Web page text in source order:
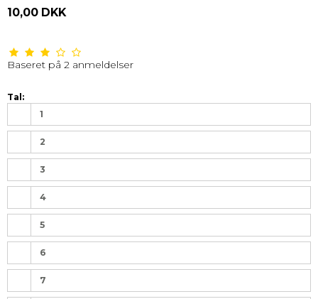
10,00 DKK
Baseret på 2 anmeldelser
Tal:
1
2
3
4
5
6
7